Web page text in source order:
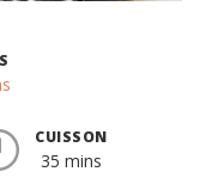
CUISSON
35 mins